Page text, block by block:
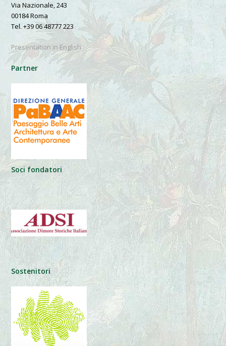
Via Nazionale, 243
00184 Roma
Tel. +39 06 48777 223
Presentation in English
Partner
Soci fondatori
Sostenitori